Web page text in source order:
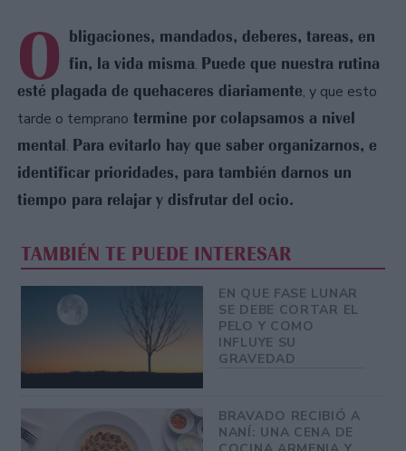
O bligaciones, mandados, deberes, tareas, en
fin, la vida misma. Puede que nuestra rutina
esté plagada de quehaceres diariamente, y que esto
tarde o temprano termine por colapsamos a nivel
mental. Para evitarlo hay que saber organizarnos, e
identificar prioridades, para también darnos un
tiempo para relajar y disfrutar del ocio.
TAMBIÉN TE PUEDE INTERESAR
EN QUE FASE LUNAR
SE DEBE CORTAR EL
PELO Y COMO
INFLUYE SU
GRAVEDAD
BRAVADO RECIBIÓ A
NANÍ: UNA CENA DE